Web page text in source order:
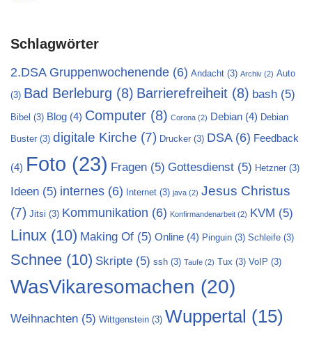
Schlagwörter
2.DSA Gruppenwochenende (6) Andacht (3) Archiv (2) Auto
(3) Bad Berleburg (8) Barrierefreiheit (8) bash (5)
Bibel (3) Blog (4) Computer (8) Corona (2) Debian (4) Debian
Buster (3) digitale Kirche (7) Drucker (3) DSA(6) Feedback
(4) Foto (23) Fragen (5) Gottesdienst (5) Hetzner (3)
Ideen (5) internes (6) Internet (3) java (2) Jesus Christus
(7) Jitsi (3) Kommunikation (6) Konfirmandenarbeit (2) KVM (5)
Linux (10) Making Of (5) Online (4) Pinguin (3) Schleife (3)
Schnee (10) Skripte (5) ssh (3) Taufe (2) Tux (3) VoIP (3)
WasVikaresomachen (20)
Weihnachten (5) Wittgenstein (3) Wuppertal (15)